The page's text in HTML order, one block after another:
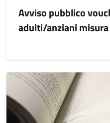
Avviso pubblico
adulti/anziani